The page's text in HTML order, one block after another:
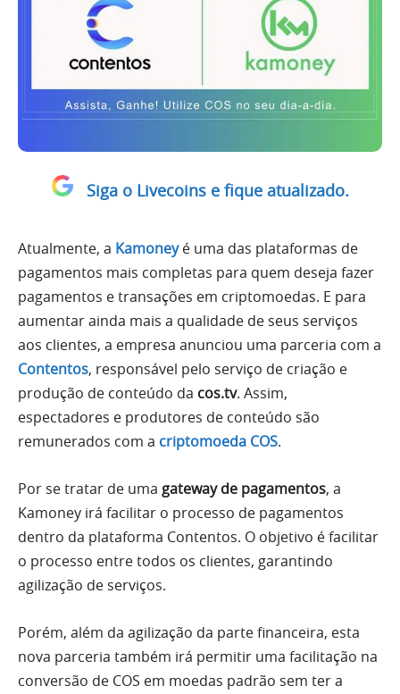
Siga o Livecoins e fique atualizado.
Atualmente, a Kamoneyé uma das plataformas de
pagamentos mais completas para quem deseja fazer
pagamentos e transações em criptomoedas. E para
aumentar ainda mais a qualidade de seus serviços
aos clientes, a empresa anunciou uma parceria com a
Contentos, responsável pelo serviço de criação e
produção de conteúdo da cos.tv. Assim,
espectadores e produtores de conteúdo são
remunerados com a criptomoeda COS.
Por se tratar de uma gateway de pagamentos, a
Kamoney irá facilitar o processo de pagamentos
dentro da plataforma Contentos. O objetivo é facilitar
o processo entre todos os clientes, garantindo
agilização de serviços.
Porém, além da agilização da parte financeira, esta
nova parceria também irá permitir uma facilitação na
conversão de COS em moedas padrão sem ter a